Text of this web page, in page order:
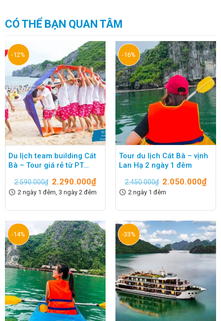
CÓ THỂ BẠN QUAN TÂM
-12%
Du lịch team building Cát
Bà – Tour giá rẻ từ PT
2.590.000₫ 2.290.000₫
2 ngày 1 đêm, 3 ngày 2 đêm
-16%
Tour du lịch Cát Bà – vịnh
Lan Hạ 2 ngày 1 đêm
2.450.000₫ 2.050.000₫
2 ngày 1 đêm
-14% -33%